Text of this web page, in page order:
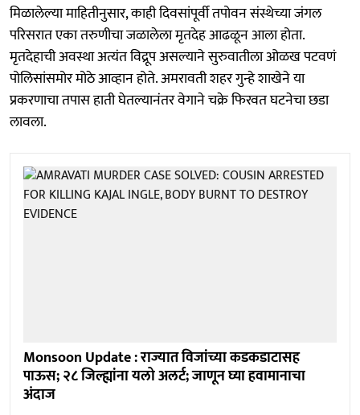
मिळालेल्या माहितीनुसार, काही दिवसांपूर्वी तपोवन संस्थेच्या जंगल
परिसरात एका तरुणीचा जळालेला मृतदेह आढळून आला होता.
मृतदेहाची अवस्था अत्यंत विद्रूप असल्याने सुरुवातीला ओळख पटवणं
पोलिसांसमोर मोठे आव्हान होते. अमरावती शहर गुन्हे शाखेने या
प्रकरणाचा तपास हाती घेतल्यानंतर वेगाने चक्रे फिरवत घटनेचा छडा
लावला.
Monsoon Update : राज्यात विजांच्या कडकडाटासह
पाऊस; २८ जिल्ह्यांना यलो अलर्ट; जाणून घ्या हवामानाचा
अंदाज